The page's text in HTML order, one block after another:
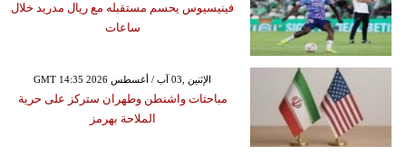
فينيسيوس يحسم مستقبله مع ريال مدريد خلال
ساعات
GMT 14:35 2026 الإثنين ,03 آب / أغسطس
مباحثات واشنطن وطهران ستركز على حرية
الملاحة بهرمز